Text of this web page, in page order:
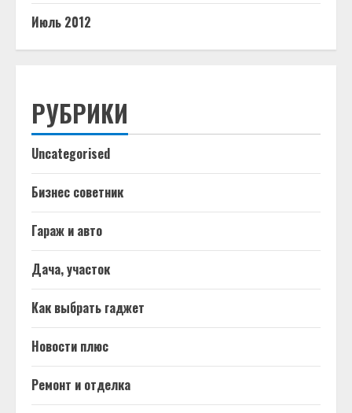
Июль 2012
РУБРИКИ
Uncategorised
Бизнес советник
Гараж и авто
Дача, участок
Как выбрать гаджет
Новости плюс
Ремонт и отделка